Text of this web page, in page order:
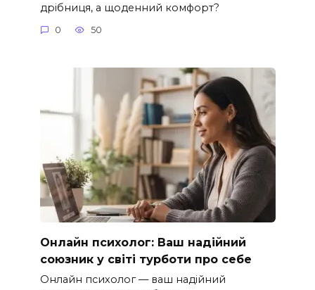
дрібниця, а щоденний комфорт?
0 50
Онлайн психолог: Ваш надійний
союзник у світі турботи про себе
Онлайн психолог — ваш надійний